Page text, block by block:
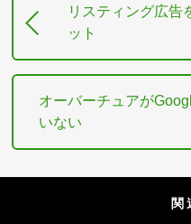
リスティング広告
ット
オーバーチュアが
いない
関